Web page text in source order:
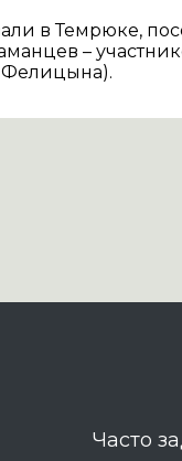
в Темрюке,
–
Фелицына).
Часто